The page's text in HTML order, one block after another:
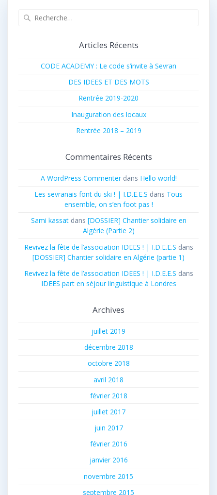
Articles Récents
CODE ACADEMY : Le code s’invite à Sevran
DES IDEES ET DES MOTS
Rentrée 2019-2020
Inauguration des locaux
Rentrée 2018 – 2019
Commentaires Récents
A WordPress Commenterdans Hello world!
Les sevranais font du ski ! | I.D.E.E.S dans Tous
ensemble, on s’en foot pas !
Sami kassatdans [DOSSIER] Chantier solidaire en
Algérie (Partie 2)
Revivez la fête de l’association IDEES ! | I.D.E.E.S dans
[DOSSIER] Chantier solidaire en Algérie (partie 1)
Revivez la fête de l’association IDEES ! | I.D.E.E.S dans
IDEES part en séjour linguistique à Londres
Archives
juillet 2019
décembre 2018
octobre 2018
avril 2018
février 2018
juillet 2017
juin 2017
février 2016
janvier 2016
novembre 2015
septembre 2015